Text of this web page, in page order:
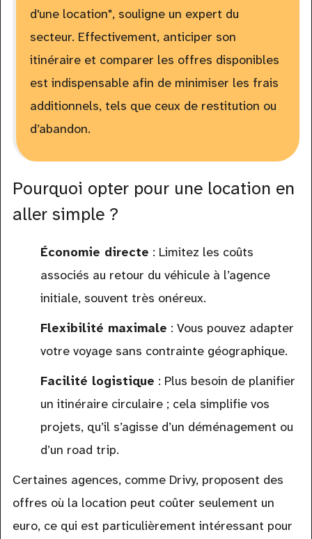
d'une location", souligne un expert du
secteur. Effectivement, anticiper son
itinéraire et comparer les offres disponibles
est indispensable afin de minimiser les frais
additionnels, tels que ceux de restitution ou
d’abandon.
Pourquoi opter pour une location en
aller simple ?
Économie directe : Limitez les coûts
associés au retour du véhicule à l’agence
initiale, souvent très onéreux.
Flexibilité maximale : Vous pouvez adapter
votre voyage sans contrainte géographique.
Facilité logistique : Plus besoin de planifier
un itinéraire circulaire ; cela simplifie vos
projets, qu’il s’agisse d’un déménagement ou
d’un road trip.
Certaines agences, comme Drivy, proposent des
offres où la location peut coûter seulement un
euro, ce qui est particulièrement intéressant pour